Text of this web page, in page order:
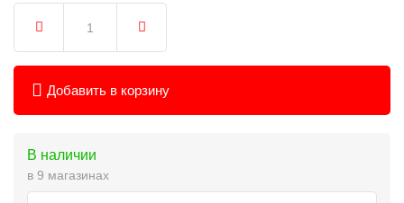
Добавить в корзину
В наличии
в 9 магазинах